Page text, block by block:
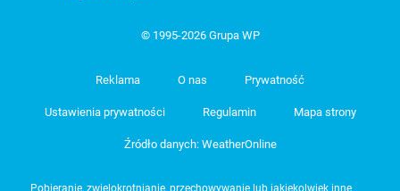
© 1995-2026 Grupa WP
Reklama O nas Prywatność
Ustawienia prywatności Regulamin Mapa strony
Źródło danych: WeatherOnline
Pobieranie, zwielokrotnianie, przechowywanie lub jakiekolwiek inne